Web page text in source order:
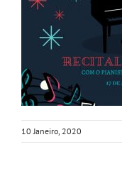
10 Janeiro, 2020